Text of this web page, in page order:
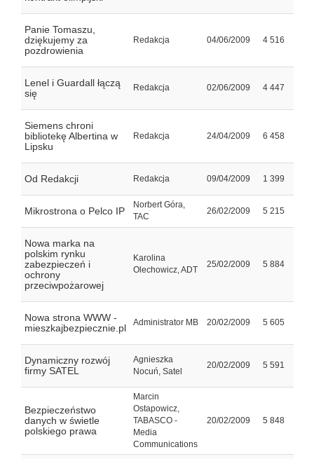
Panie Tomaszu,
dziękujemy za
pozdrowienia
Redakcja 04/06/2009 4 516
Lenel i Guardall łączą
się
Redakcja 02/06/2009 4 447
Siemens chroni
bibliotekę Albertina w
Lipsku
Redakcja 24/04/2009 6 458
Od Redakcji Redakcja 09/04/2009 1 399
Mikrostrona o Pelco IP
Norbert Góra,
TAC
26/02/2009 5 215
Nowa marka na
polskim rynku
zabezpieczeń i
ochrony
przeciwpożarowej
Karolina
Olechowicz, ADT
25/02/2009 5 884
Nowa strona WWW -
mieszkajbezpiecznie.pl
Administrator MB 20/02/2009 5 605
Dynamiczny rozwój
firmy SATEL
Agnieszka
Nocuń, Satel
20/02/2009 5 591
Bezpieczeństwo
danych w świetle
polskiego prawa
Marcin
Ostapowicz,
TABASCO -
Media
Communications
20/02/2009 5 848